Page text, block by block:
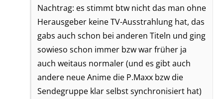
Nachtrag: es stimmt btw nicht das man ohne
Herausgeber keine TV-Ausstrahlung hat, das
gabs auch schon bei anderen Titeln und ging
sowieso schon immer bzw war früher ja
auch weitaus normaler (und es gibt auch
andere neue Anime die P.Maxx bzw die
Sendegruppe klar selbst synchronisiert hat)